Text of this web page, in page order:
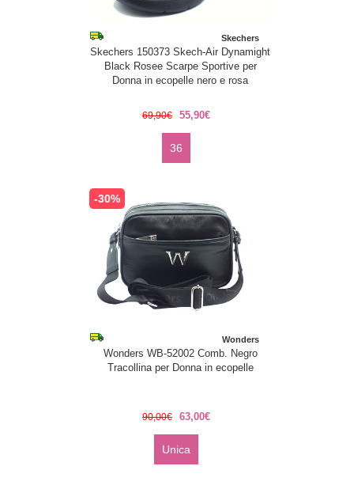
Skechers
Skechers 150373 Skech-Air Dynamight
Black Rosee Scarpe Sportive per
Donna in ecopelle nero e rosa
69,90€ 55,90€
36
-30%
Wonders
Wonders WB-52002 Comb. Negro
Tracollina per Donna in ecopelle
90,00€ 63,00€
Unica